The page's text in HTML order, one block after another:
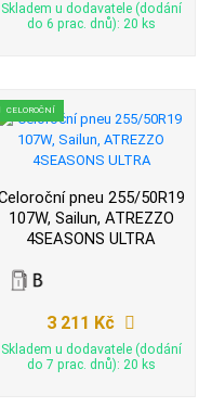
Skladem u dodavatele (dodání
do 6 prac. dnů): 20 ks
CELOROČNÍ
pneu 255/50R19
107W, Sailun, ATREZZO
4SEASONS ULTRA
3 211 Kč
Skladem u dodavatele (dodání
do 7 prac. dnů): 20 ks